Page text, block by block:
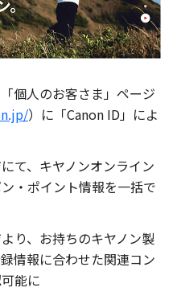
個人のお客さま」ページ
）に「Canon ID」によ
て、キヤノンオンライン
・ポイント情報を一括で
り、お持ちのキヤノン製
情報に合わせた関連コン
能に